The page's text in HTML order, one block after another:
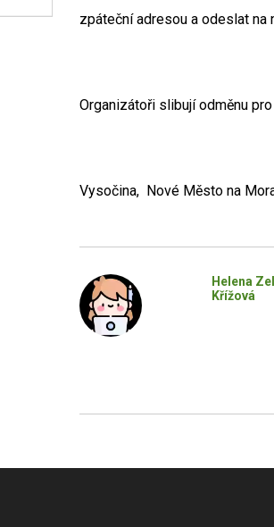
zpáteční adresou a odeslat na
Organizátoři slibují odměnu
Vysočina, Nové Město na
Helena
Křížová